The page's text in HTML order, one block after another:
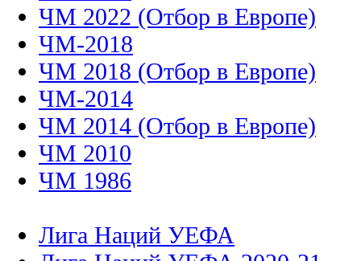
ЧМ 2022 (Отбор в Европе)
ЧМ-2018
ЧМ 2018 (Отбор в Европе)
ЧМ-2014
ЧМ 2014 (Отбор в Европе)
ЧМ 2010
ЧМ 1986
Лига Наций УЕФА